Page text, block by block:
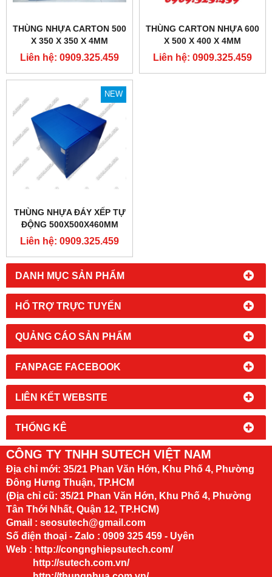
DANH MỤC SẢN PHẨM
HỔ TRỢ TRỰC TUYẾN
QUẢNG CÁO SẢN PHẨM
FANPAGE FACEBOOK
LIÊN KẾT WEBSITE
THỐNG KÊ
THÙNG NHỰA CARTON 500
X 350 X 350 X 4MM
Liên hệ: 0909.325.459
THÙNG CARTON NHỰA 600
X 500 X 400 X 4MM
Liên hệ: 0909.325.459
NEW
THÙNG NHỰA ĐÁY XẾP TỰ
ĐỘNG 500X500X460MM
Liên hệ: 0909.325.459
CÔNG TY TNHH SUTECH VIỆT NAM
Địa chỉ mới: 35/21 Phan Văn Hớn, Khu Phố 4, Phường
Đông Hưng Thuận, TP.HCM
(Địa chỉ cũ: 35/21 Phan Văn Hớn, Khu Phố 4, Phường
Tân Thới Nhất, Quận 12, TP.HCM)
Gmail : seosutech@gmail.com
Số điện thoại - Zalo : 0909 325 459 - Uyên
Web : http://congnghiepsutech.com/
http://sutech.com.vn/